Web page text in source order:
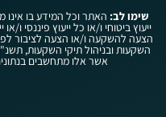
שימו לב: האתר וכל המידע בו אינו
ייעוץ ביטוחי ו/או כל ייעוץ פיננסי
הצעה להשקעה ו/או הצעה לציבור
אשר אלו מתחשבים